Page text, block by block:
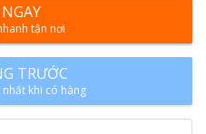
tận nơi
TRƯỚC
khi có hàng